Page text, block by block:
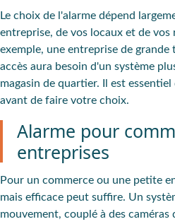
Le choix de l'alarme dépend
entreprise, de vos locaux et de vos
exemple, une entreprise de grande
accès aura besoin d'un système
magasin de quartier. Il est
avant de faire votre choix.
Alarme pour
entreprises
Pour un commerce ou une petite
mais efficace peut suffire. Un
mouvement, couplé à des caméras